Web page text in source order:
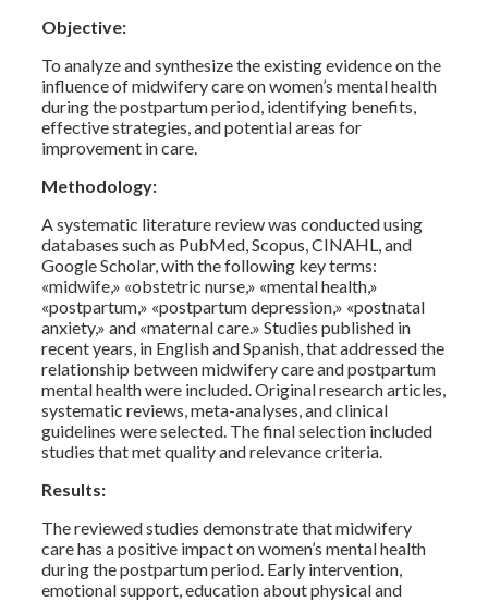
Objective:
To analyze and synthesize the existing evidence on the
influence of midwifery care on women’s mental health
during the postpartum period, identifying benefits,
effective strategies, and potential areas for
improvement in care.
Methodology:
A systematic literature review was conducted using
databases such as PubMed, Scopus, CINAHL, and
Google Scholar, with the following key terms:
«midwife,» «obstetric nurse,» «mental health,»
«postpartum,» «postpartum depression,» «postnatal
anxiety,» and «maternal care.» Studies published in
recent years, in English and Spanish, that addressed the
relationship between midwifery care and postpartum
mental health were included. Original research articles,
systematic reviews, meta-analyses, and clinical
guidelines were selected. The final selection included
studies that met quality and relevance criteria.
Results:
The reviewed studies demonstrate that midwifery
care has a positive impact on women’s mental health
during the postpartum period. Early intervention,
emotional support, education about physical and